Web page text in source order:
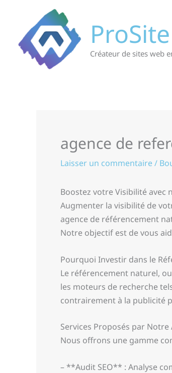
contenu
ProSite
Créateur de sites web
agence de
Laisser un commentaire/
Boostez votre Visibilité avec
Augmenter la visibilité de
agence de référencement
Notre objectif est de vous
Pourquoi Investir dans le
Le référencement naturel,
les moteurs de recherche
contrairement à la publicité
Services Proposés par Notre
Nous offrons une gamme
– **Audit SEO** : Analyse